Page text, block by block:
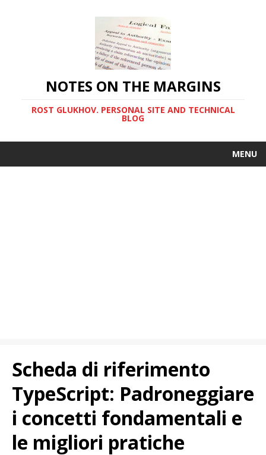
NOTES ON THE MARGINS
ROST GLUKHOV. PERSONAL SITE AND TECHNICAL
BLOG
MENU
Scheda di riferimento
TypeScript: Padroneggiare
i concetti fondamentali e
le migliori pratiche